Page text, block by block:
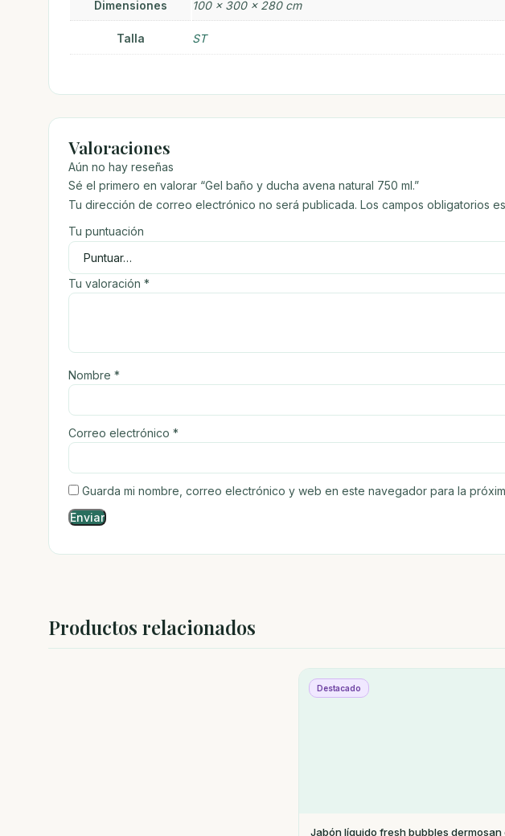
Dimensiones 100 × 300 × 280 cm
Talla ST
Valoraciones
Aún no hay reseñas
Sé el primero en valorar “Gel baño y ducha avena natural 750 ml.”
Tu dirección de correo electrónico no será publicada. Los campos obligatorios
Tu puntuación
Tu valoración *
Nombre *
Correo electrónico *
Guarda mi nombre, correo electrónico y web en este navegador para la
Productos relacionados
Destacado
Jabón líquido fresh bubbles dermosan